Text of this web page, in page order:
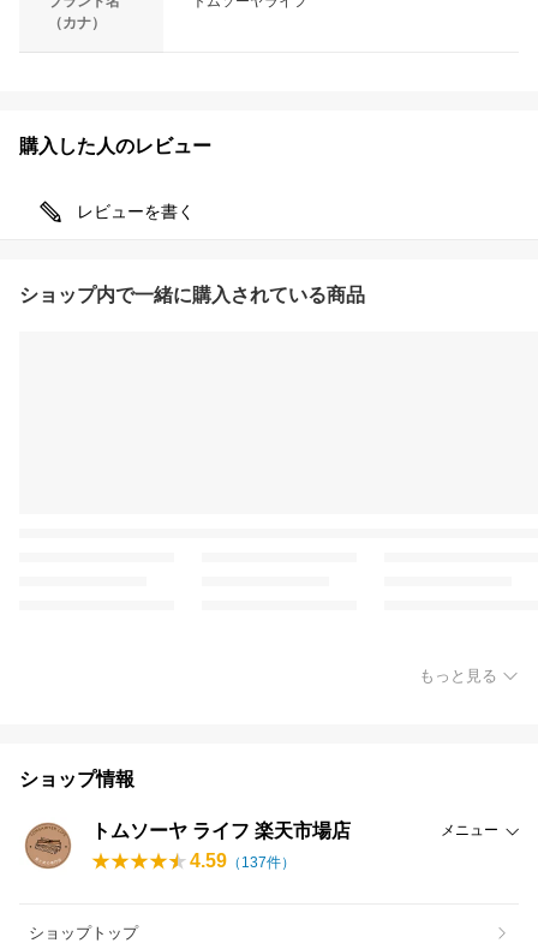
（カナ）
購入した人のレビュー
レビューを書く
ショップ内で一緒に購入されている商品
もっと見る
ショップ情報
トムソーヤ ライフ 楽天市場店 メニュー
4.59 （ 137件）
ショップトップ